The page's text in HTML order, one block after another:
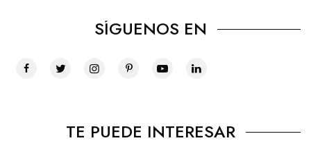
SÍGUENOS EN
TE PUEDE INTERESAR